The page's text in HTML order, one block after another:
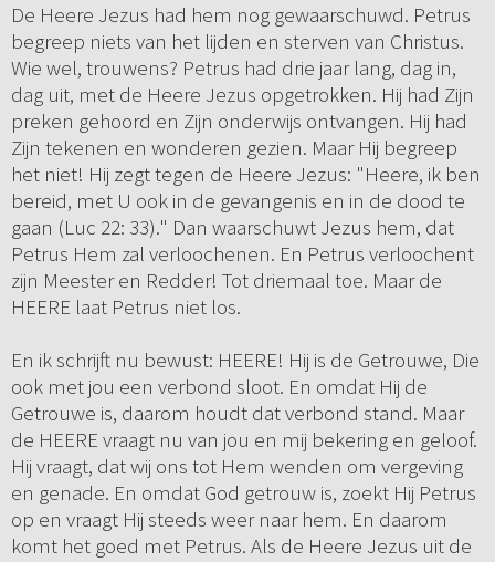
De Heere Jezus had hem nog gewaarschuwd. Petrus
begreep niets van het lijden en sterven van Christus.
Wie wel, trouwens? Petrus had drie jaar lang, dag in,
dag uit, met de Heere Jezus opgetrokken. Hij had Zijn
preken gehoord en Zijn onderwijs ontvangen. Hij had
Zijn tekenen en wonderen gezien. Maar Hij begreep
het niet! Hij zegt tegen de Heere Jezus: "Heere, ik ben
bereid, met U ook in de gevangenis en in de dood te
gaan (Luc 22: 33)." Dan waarschuwt Jezus hem, dat
Petrus Hem zal verloochenen. En Petrus verloochent
zijn Meester en Redder! Tot driemaal toe. Maar de
HEERE laat Petrus niet los.
En ik schrijft nu bewust: HEERE! Hij is de Getrouwe, Die
ook met jou een verbond sloot. En omdat Hij de
Getrouwe is, daarom houdt dat verbond stand. Maar
de HEERE vraagt nu van jou en mij bekering en geloof.
Hij vraagt, dat wij ons tot Hem wenden om vergeving
en genade. En omdat God getrouw is, zoekt Hij Petrus
op en vraagt Hij steeds weer naar hem. En daarom
komt het goed met Petrus. Als de Heere Jezus uit de